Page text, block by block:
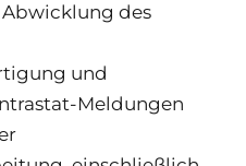
des
und
Meldungen